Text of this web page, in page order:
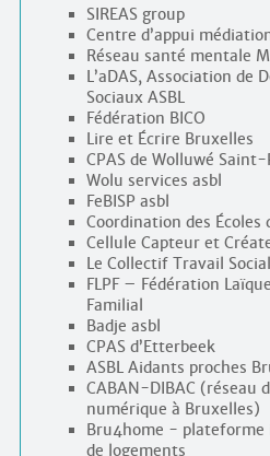
SIREAS group
Centre d’appui
Réseau santé mentale
L’aDAS, Association de
Sociaux ASBL
Fédération BICO
Lire et Écrire Bruxelles
CPAS de Wolluwé
Wolu services asbl
FeBISP asbl
Coordination des Écoles
Cellule Capteur et
Le Collectif Travail
FLPF – Fédération
Familial
Badje asbl
CPAS d’Etterbeek
ASBL Aidants proches
CABAN-DIBAC (réseau
numérique à Bruxelles)
Bru4home -
de logements